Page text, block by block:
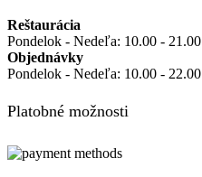
Reštaurácia
Pondelok - Nedeľa: 10.00 - 21.00
Objednávky
Pondelok - Nedeľa: 10.00 - 22.00
Platobné možnosti